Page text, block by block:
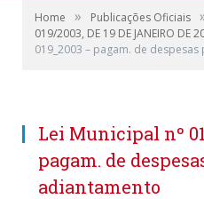
Home » Publicações Oficiais
019/2003, DE 19 DE JANEIRO DE
019_2003 – pagam. de
Lei Municipal nº
pagam. de
adiantamento